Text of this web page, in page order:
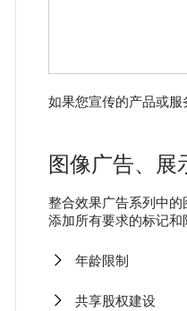
如果您宣传的产品或
图像广告、展
整合效果广告系列中
添加所有要求的标记
年龄限制
共享股权建设